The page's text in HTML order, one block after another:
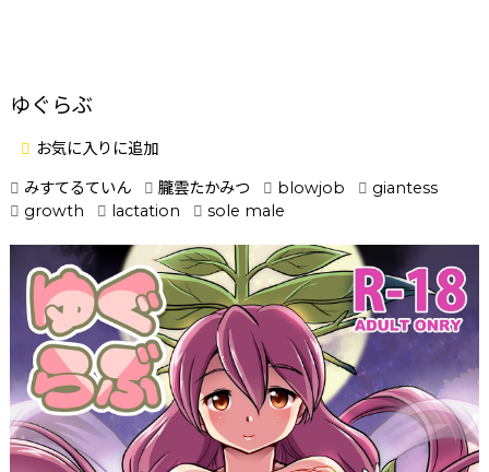
ゆぐらぶ
お気に入りに追加
みすてるていん
朧雲たかみつ blowjob
giantess
growth
lactation sole male